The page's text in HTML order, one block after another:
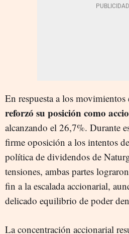
En respuesta a los
reforzó su posición como
alcanzando el 26,7%. Durante
firme oposición a los intentos
política de dividendos de
tensiones, ambas partes
fin a la escalada accionarial,
delicado equilibrio de poder
La concentración accionarial